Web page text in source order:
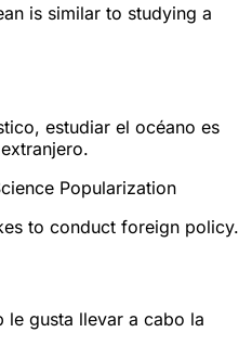
is similar to studying a
estudiar el océano es
Popularization
to conduct foreign policy.
le gusta llevar a cabo la